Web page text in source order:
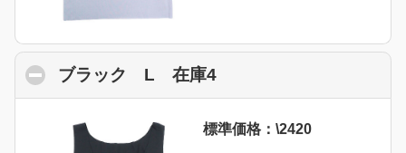
ブラック L 在庫4click to collapse
標準価格：\2420